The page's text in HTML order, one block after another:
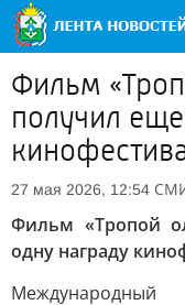
Фильм
получил
27 мая 2026, 12:54
Фильм «Тропой
одну награду
Международный